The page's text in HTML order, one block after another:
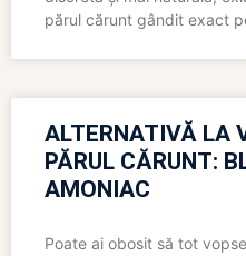
părul cărunt gândit exact
ALTERNATIVĂ LA
PĂRUL CĂRUNT:
AMONIAC
Poate ai obosit să tot